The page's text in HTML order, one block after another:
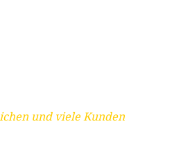
und viele Kunden